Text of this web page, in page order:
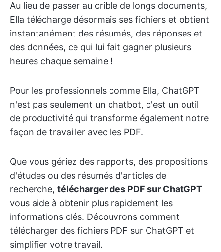
Au lieu de passer au crible de longs documents,
Ella télécharge désormais ses fichiers et obtient
instantanément des résumés, des réponses et
des données, ce qui lui fait gagner plusieurs
heures chaque semaine !
Pour les professionnels comme Ella, ChatGPT
n'est pas seulement un chatbot, c'est un outil
de productivité qui transforme également notre
façon de travailler avec les PDF.
Que vous gériez des rapports, des propositions
d'études ou des résumés d'articles de
recherche, télécharger des PDF sur ChatGPT
vous aide à obtenir plus rapidement les
informations clés. Découvrons comment
télécharger des fichiers PDF sur ChatGPT et
simplifier votre travail.